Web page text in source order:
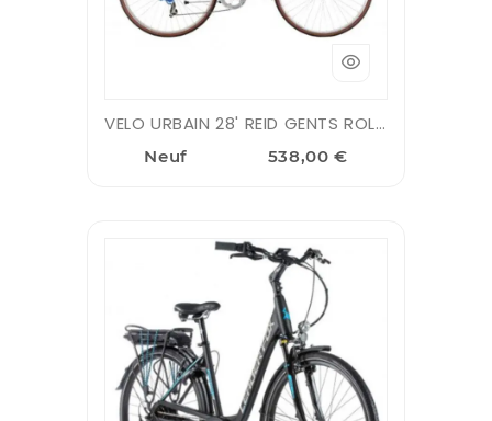
VELO URBAIN 28' REID GENTS ROLLER ECOSSE BLUE L - 56CM
Neuf 538,00 €